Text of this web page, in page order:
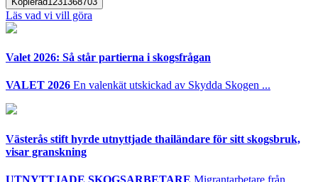
Läs vad vi vill göra
Valet 2026: Så står partierna i skogsfrågan
VALET 2026 En valenkät utskickad av Skydda Skogen ...
Västerås stift hyrde utnyttjade thailändare för sitt skogsbruk,
visar granskning
UTNYTTJADE SKOGSARBETARE Migrantarbetare från